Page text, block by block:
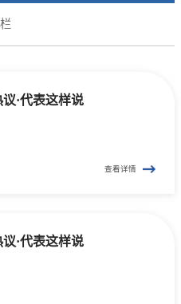
·代表这样说
查看详情
·代表这样说